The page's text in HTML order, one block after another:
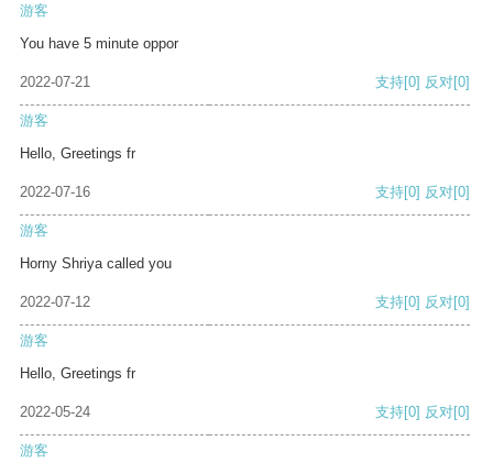
游客
You have 5 minute oppor
2022-07-21 支持[0] 反对[0]
游客
Hello, Greetings fr
2022-07-16 支持[0] 反对[0]
游客
Horny Shriya called you
2022-07-12 支持[0] 反对[0]
游客
Hello, Greetings fr
2022-05-24 支持[0] 反对[0]
游客